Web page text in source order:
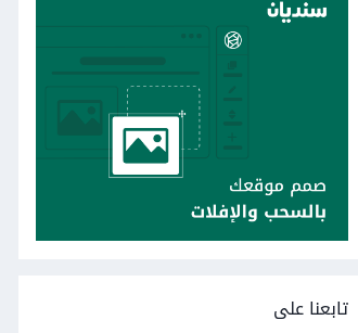
تابعنا على